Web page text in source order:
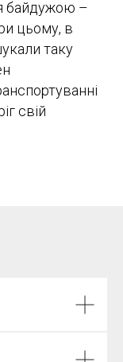
байдужою –
цьому, в
таку
свій